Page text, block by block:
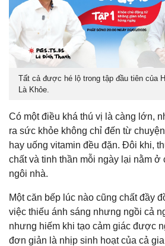
Tất cả được hé lộ trong tập đầu tiên của
Là Khỏe.
Có một điều khá thú vị là càng lớn,
ra sức khỏe không chỉ đến từ
hay uống vitamin đều đặn. Đôi khi,
chất và tinh thần mỗi ngày lại nằm
ngôi nhà.
Một căn bếp lúc nào cũng chất đầy
việc thiếu ánh sáng nhưng ngồi cả
nhưng hiếm khi tạo cảm giác được
đơn giản là nhịp sinh hoạt của cả